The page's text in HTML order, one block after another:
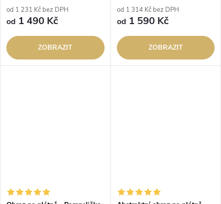
od 1 231 Kč bez DPH
od 1 490 Kč
ZOBRAZIT
od 1 314 Kč bez DPH
od 1 590 Kč
ZOBRAZIT